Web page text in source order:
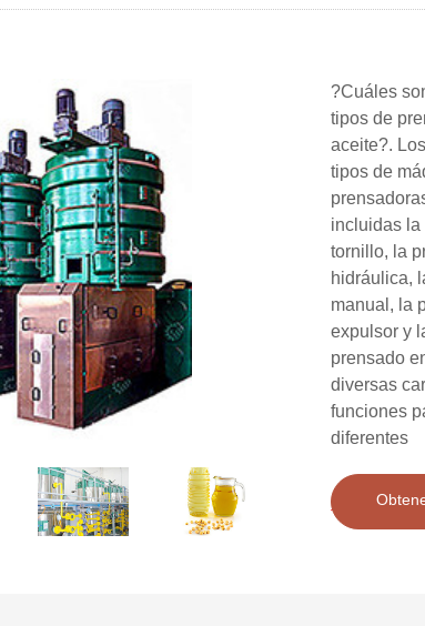
?Cuáles
tipos de
aceite?.
tipos de
incluidas la
tornillo, la
hidráulica,
manual, la
expulsor y
prensado
diversas
funciones
diferentes